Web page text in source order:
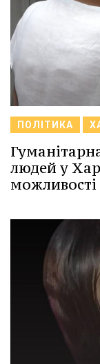
ПОЛІТИКА
людей у
можливості